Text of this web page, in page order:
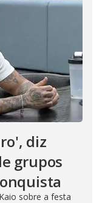
diz
grupos
sobre a festa